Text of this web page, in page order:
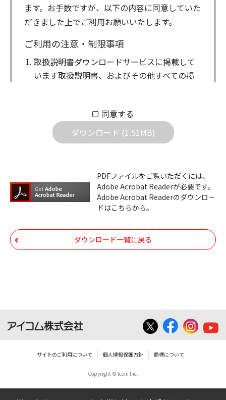
ます。お手数ですが、以下の内容に同意していた
だきました上でご利用お願いいたします。
ご利用の注意・制限事項
取扱説明書ダウンロードサービスに掲載して
います取扱説明書、およびその他すべての掲
属します。ダウンロードした取扱説明書は、
個人が本来の目的でご使用されることは可能
ですが、権利者の許諾を得ることなく、以下
ダウンロードした取扱説明書は、複製、賃
貸、改変、公衆送信、または公衆送信可能
化することはできません。
いは無償を問わず、第三者に譲渡あるいは
使用させる事ができません。
ダウンロードした取扱説明書等に使用され
の転用は一切出来ません。
ダウンロードした取扱説明書およびその他す
べての掲載物の変更は一切行わないでくださ
同意する
ダウンロード (1.51MB)
PDFファイルをご覧いただくには、
Adobe Acrobat Readerが必要です。
Adobe Acrobat Readerのダウンロー
ドはこちらから。
ダウンロード一覧に戻る
サイトのご利用について 個人情報保護方針 商標について
Copyright © Icom Inc.